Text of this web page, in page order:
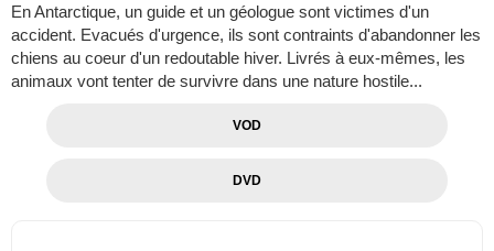
En Antarctique, un guide et un géologue sont victimes d'un
accident. Evacués d'urgence, ils sont contraints d'abandonner les
chiens au coeur d'un redoutable hiver. Livrés à eux-mêmes, les
animaux vont tenter de survivre dans une nature hostile...
VOD
DVD